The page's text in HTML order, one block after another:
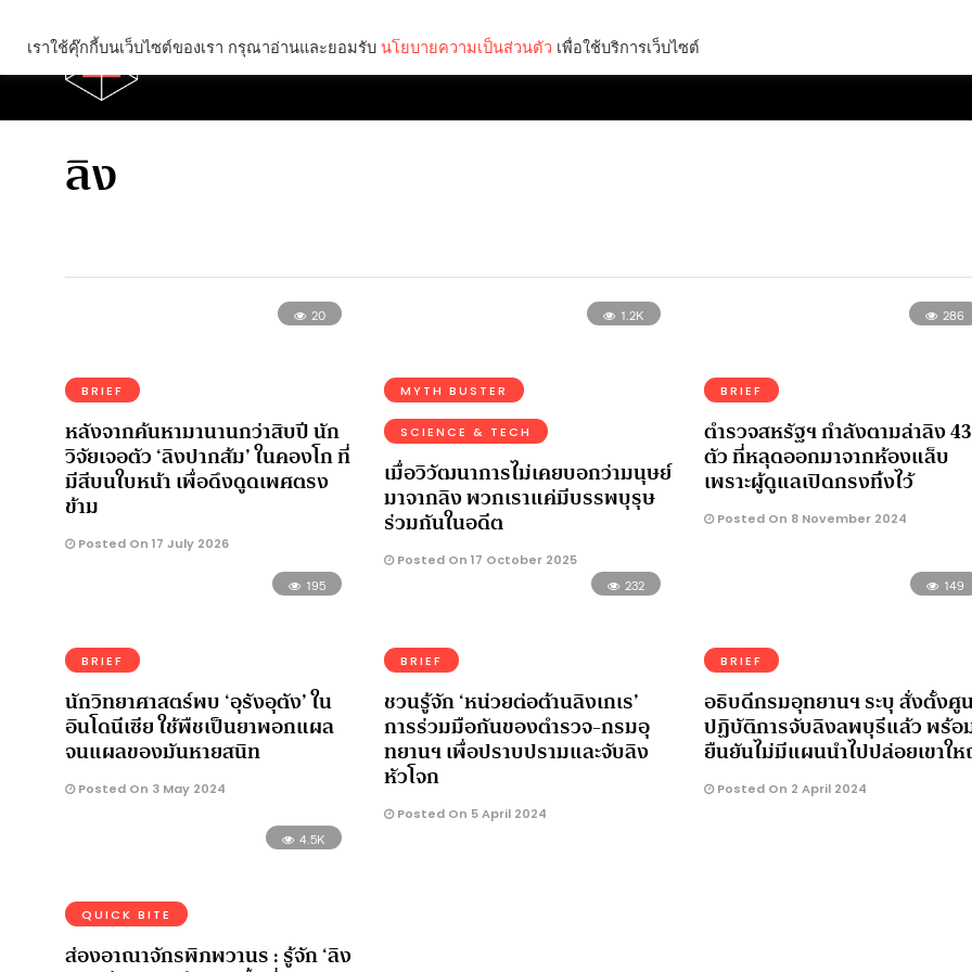
ลิง
20
BRIEF
หลังจากค้นหามานานกว่าสิบปี นัก
วิจัยเจอตัว ‘ลิงปากส้ม’ ในคองโก ที่
มีสีบนใบหน้า เพื่อดึงดูดเพศตรง
ข้าม
Posted On 17 July 2026
1.2K
MYTH BUSTER
SCIENCE & TECH
เมื่อวิวัฒนาการไม่เคยบอกว่ามนุษย์
มาจากลิง พวกเราแค่มีบรรพบุรุษ
ร่วมกันในอดีต
Posted On 17 October 2025
286
BRIEF
ตำรวจสหรัฐฯ กำลังตามล่าลิง 43
ตัว ที่หลุดออกมาจากห้องแล็บ
เพราะผู้ดูแลเปิดกรงทิ้งไว้
Posted On 8 November 2024
195
BRIEF
นักวิทยาศาสตร์พบ ‘อุรังอุตัง’ ใน
อินโดนีเซีย ใช้พืชเป็นยาพอกแผล
จนแผลของมันหายสนิท
Posted On 3 May 2024
232
BRIEF
ชวนรู้จัก ‘หน่วยต่อต้านลิงเกเร’
การร่วมมือกันของตำรวจ-กรมอุ
ทยานฯ เพื่อปราบปรามและจับลิง
หัวโจก
Posted On 5 April 2024
149
BRIEF
อธิบดีกรมอุทยานฯ ระบุ สั่งตั้งศู
ปฏิบัติการจับลิงลพบุรีแล้ว พร้อ
ยืนยันไม่มีแผนนำไปปล่อยเขาใ
Posted On 2 April 2024
4.5K
QUICK BITE
ส่องอาณาจักรพิภพวานร : รู้จัก ‘ลิง
เราใช้คุ๊กกี้บนเว็บไซต์ของเรา กรุณาอ่านและยอมรับ นโยบายความเป็นส่วนตัว เพื่อใช้บริการเว็บไซต์